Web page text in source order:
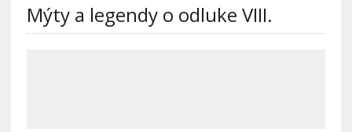
Mýty a legendy o odluke VIII.